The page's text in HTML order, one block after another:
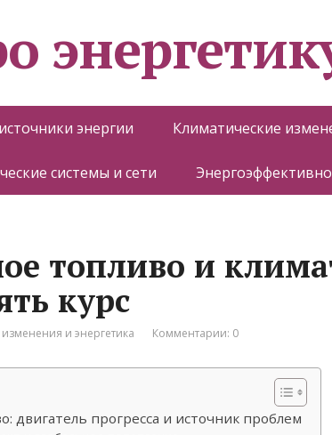
энергии Климатические
системы и сети
топливо и
курс
и энергетика Комментарии: 0
двигатель прогресса и источник проблем